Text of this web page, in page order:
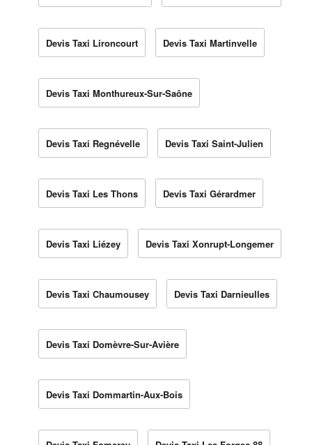
Devis Taxi Lironcourt Devis Taxi Martinvelle
Devis Taxi Monthureux-Sur-Saône
Devis Taxi Regnévelle Devis Taxi Saint-Julien
Devis Taxi Les Thons Devis Taxi Gérardmer
Devis Taxi Liézey Devis Taxi Xonrupt-Longemer
Devis Taxi Chaumousey Devis Taxi Darnieulles
Devis Taxi Domèvre-Sur-Avière
Devis Taxi Dommartin-Aux-Bois